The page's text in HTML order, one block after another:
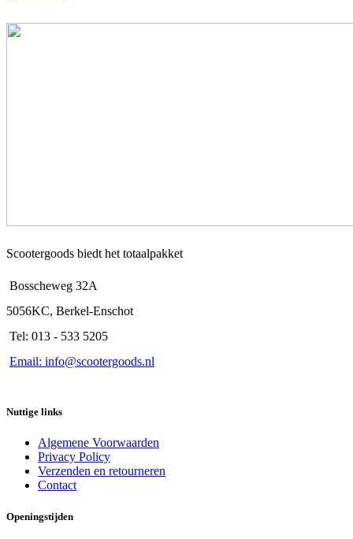
Scootergoods biedt het totaalpakket
Bosscheweg 32A
5056KC, Berkel-Enschot
Tel: 013 - 533 5205
Email: info@scootergoods.nl
Nuttige links
Algemene Voorwaarden
Privacy Policy
Verzenden en retourneren
Contact
Openingstijden